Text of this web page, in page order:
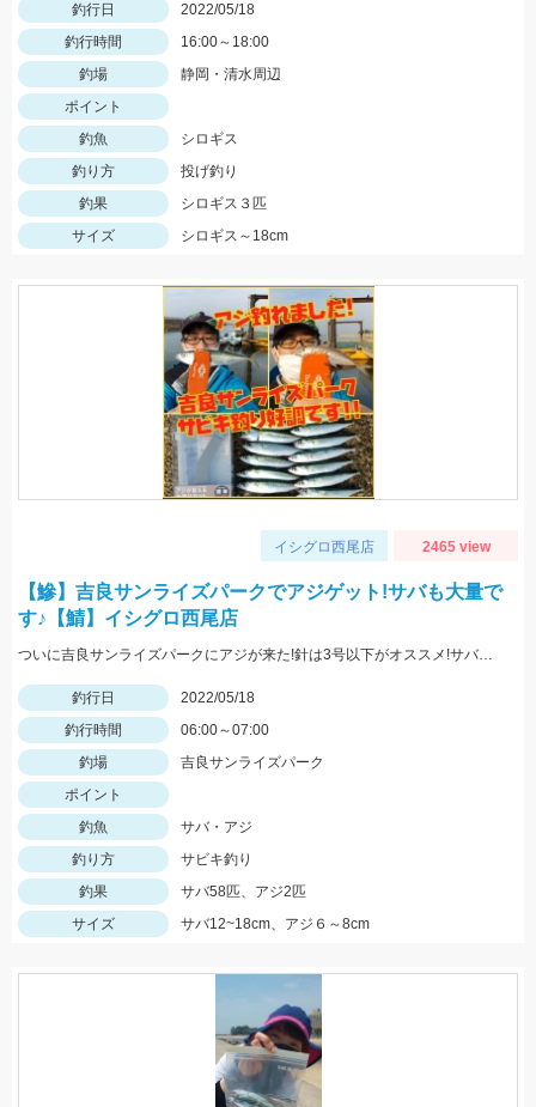
釣行日
2022/05/18
釣行時間
16:00～18:00
釣場
静岡・清水周辺
ポイント
釣魚
シロギス
釣り方
投げ釣り
釣果
シロギス３匹
サイズ
シロギス～18cm
イシグロ西尾店 2465 view
【鰺】吉良サンライズパークでアジゲット!サバも大量で
す♪【鯖】イシグロ西尾店
ついに吉良サンライズパークにアジが来た!針は3号以下がオススメ!サバは大漁!小型のメタルジグでも楽しめます♪
釣行日
2022/05/18
釣行時間
06:00～07:00
釣場
吉良サンライズパーク
ポイント
釣魚
サバ・アジ
釣り方
サビキ釣り
釣果
サバ58匹、アジ2匹
サイズ
サバ12~18cm、アジ６～8cm